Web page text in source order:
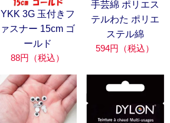
YKK 3G 玉付きフ
ァスナー 15cm ゴ
ールド
88円（税込）
手芸綿 ポリエス
テルわた ポリエ
ステル綿
594円（税込）